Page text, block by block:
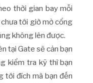
thời gian bay mỗi
tới giờ mở cổng
không lên được.
tại Gate sẽ cản bạn
kiểm tra kỹ thì bạn
tới đích mà bạn đến